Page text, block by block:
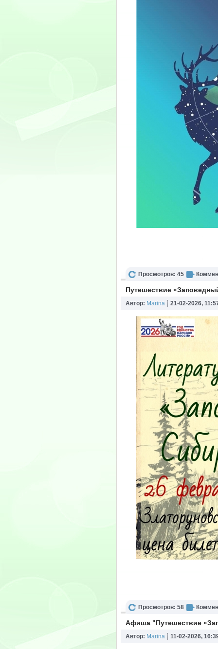
Просмотров: 45
Путешествие
Автор: Marina 21-02-2026,
Просмотров: 58
Афиша "Путешествие
Автор: Marina 11-02-2026,